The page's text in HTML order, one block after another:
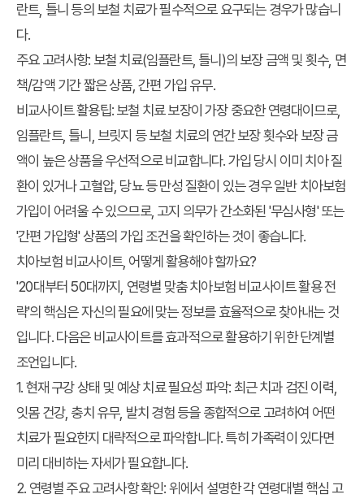
란트, 틀니 등의 보철 치료가 필수적으로 요구되는 경우가 많습니
다.
주요 고려사항: 보철 치료(임플란트, 틀니)의 보장 금액 및 횟수, 면
책/감액 기간 짧은 상품, 간편 가입 유무.
비교사이트 활용팁: 보철 치료 보장이 가장 중요한 연령대이므로,
임플란트, 틀니, 브릿지 등 보철 치료의 연간 보장 횟수와 보장 금
액이 높은 상품을 우선적으로 비교합니다. 가입 당시 이미 치아 질
환이 있거나 고혈압, 당뇨 등 만성 질환이 있는 경우 일반 치아보험
가입이 어려울 수 있으므로, 고지 의무가 간소화된 '무심사형' 또는
'간편 가입형' 상품의 가입 조건을 확인하는 것이 좋습니다.
치아보험 비교사이트, 어떻게 활용해야 할까요?
'20대부터 50대까지, 연령별 맞춤 치아보험 비교사이트 활용 전
략'의 핵심은 자신의 필요에 맞는 정보를 효율적으로 찾아내는 것
입니다. 다음은 비교사이트를 효과적으로 활용하기 위한 단계별
조언입니다.
1. 현재 구강 상태 및 예상 치료 필요성 파악: 최근 치과 검진 이력,
잇몸 건강, 충치 유무, 발치 경험 등을 종합적으로 고려하여 어떤
치료가 필요한지 대략적으로 파악합니다. 특히 가족력이 있다면
미리 대비하는 자세가 필요합니다.
2. 연령별 주요 고려사항 확인: 위에서 설명한 각 연령대별 핵심 고